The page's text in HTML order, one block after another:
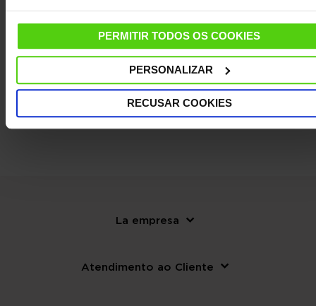
PERMITIR TODOS OS COOKIES
PERSONALIZAR
RECUSAR COOKIES
CARACTERÍSTICAS
DADOS TÉCNICOS
OUTRAS INFORMAÇÕES ÚTEIS
La empresa
Atendimento ao Cliente